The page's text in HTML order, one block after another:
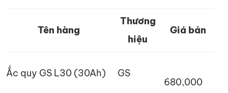
Tên hàng
Thương
hiệu
Giá bán
Ắc quy GS L30 (30Ah) GS
680,000